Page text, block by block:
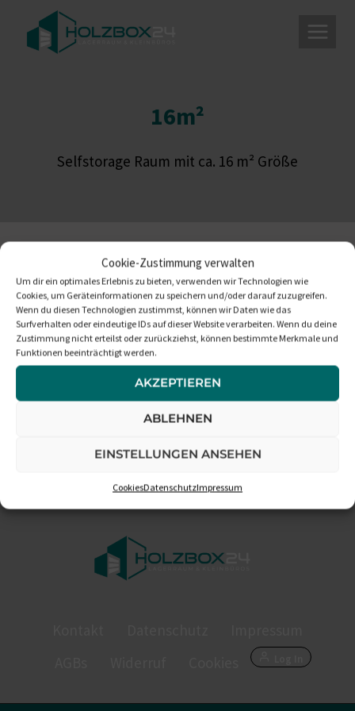
Cookie-Zustimmung verwalten
Um dir ein optimales Erlebnis zu bieten, verwenden wir Technologien wie
Cookies, um Geräteinformationen zu speichern und/oder darauf zuzugreifen.
Wenn du diesen Technologien zustimmst, können wir Daten wie das
Surfverhalten oder eindeutige IDs auf dieser Website verarbeiten. Wenn du deine
Zustimmung nicht erteilst oder zurückziehst, können bestimmte Merkmale und
Funktionen beeinträchtigt werden.
AKZEPTIEREN
ABLEHNEN
EINSTELLUNGEN ANSEHEN
CookiesDatenschutzImpressum
Inhalt
springen
16m²
Selfstorage Raum mit ca. 16 m² Größe
Es wurden keine Produkte gefunden,
die deiner Auswahl entsprechen.